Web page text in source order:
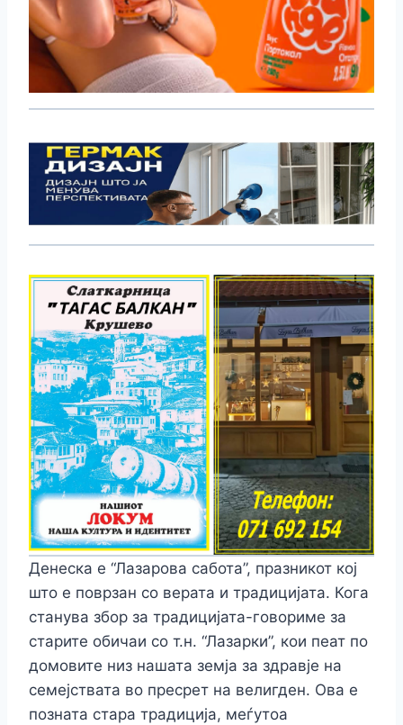
Денеска е “Лазарова сабота”, празникот кој
што е поврзан со верата и традицијата. Кога
станува збор за традицијата-говориме за
старите обичаи со т.н. “Лазарки”, кои пеат по
домовите низ нашата земја за здравје на
семејствата во пресрет на велигден. Ова е
позната стара традиција, меѓутоа